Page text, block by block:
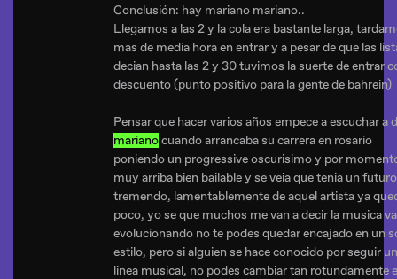
Conclusión: hay mariano mariano..
Llegamos a las 2 y la cola era bastante larga,
mas de media hora en entrar y a pesar de que las
decian hasta las 2 y 30 tuvimos la suerte de entrar
descuento (punto positivo para la gente de bahrein)
Pensar que hacer varios años empece a escuchar a
marianocuando arrancaba su carrera en rosario
poniendo un progressive oscurisimo y por
muy arriba bien bailable y se veia que tenia un futuro
tremendo, lamentablemente de aquel artista ya
poco, yo se que muchos me van a decir la musica va
evolucionando no te podes quedar encajado en un
estilo, pero si alguien se hace conocido por seguir
linea musical, no podes cambiar tan rotundamente